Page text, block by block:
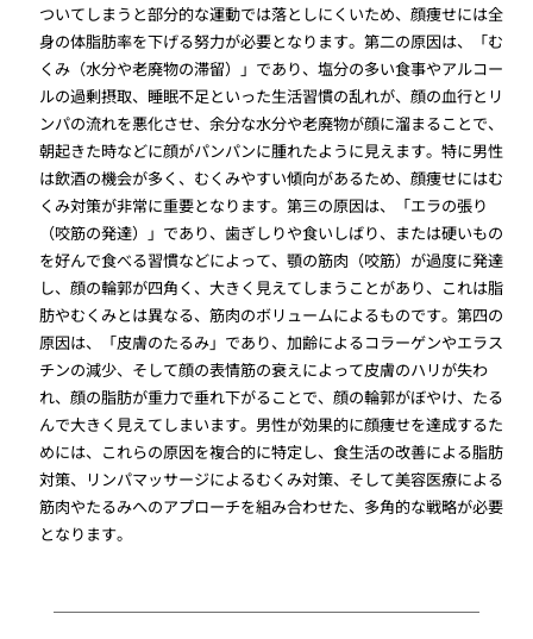
ついてしまうと部分的な運動では落としにくいため、顔痩せには全
身の体脂肪率を下げる努力が必要となります。第二の原因は、「む
くみ（水分や老廃物の滞留）」であり、塩分の多い食事やアルコー
ルの過剰摂取、睡眠不足といった生活習慣の乱れが、顔の血行とリ
ンパの流れを悪化させ、余分な水分や老廃物が顔に溜まることで、
朝起きた時などに顔がパンパンに腫れたように見えます。特に男性
は飲酒の機会が多く、むくみやすい傾向があるため、顔痩せにはむ
くみ対策が非常に重要となります。第三の原因は、「エラの張り
（咬筋の発達）」であり、歯ぎしりや食いしばり、または硬いもの
を好んで食べる習慣などによって、顎の筋肉（咬筋）が過度に発達
し、顔の輪郭が四角く、大きく見えてしまうことがあり、これは脂
肪やむくみとは異なる、筋肉のボリュームによるものです。第四の
原因は、「皮膚のたるみ」であり、加齢によるコラーゲンやエラス
チンの減少、そして顔の表情筋の衰えによって皮膚のハリが失わ
れ、顔の脂肪が重力で垂れ下がることで、顔の輪郭がぼやけ、たる
んで大きく見えてしまいます。男性が効果的に顔痩せを達成するた
めには、これらの原因を複合的に特定し、食生活の改善による脂肪
対策、リンパマッサージによるむくみ対策、そして美容医療による
筋肉やたるみへのアプローチを組み合わせた、多角的な戦略が必要
となります。